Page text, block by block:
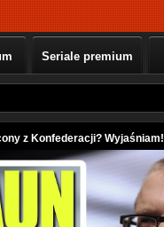
Seriale premium
z Konfederacji? Wyjaśniam!